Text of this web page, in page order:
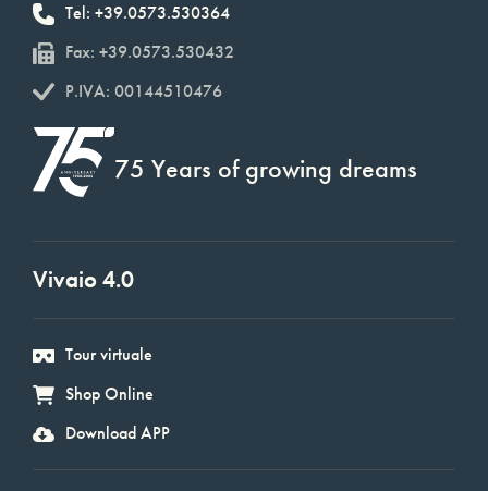
Tel: +39.0573.530364
Fax: +39.0573.530432
P.IVA: 00144510476
75 Years of growing dreams
Vivaio 4.0
Tour virtuale
Shop Online
Download APP